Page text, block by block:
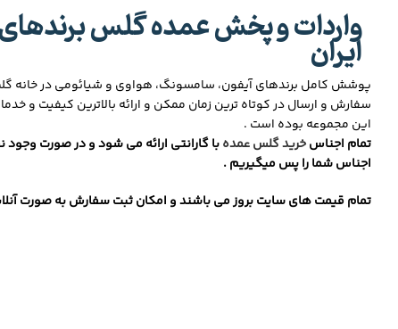
واردات و پخش عمده گلس
ایران
پوشش کامل برندهای آیفون، سامسونگ، هواوی و شیائومی در خانه
سفارش و ارسال در کوتاه ترین زمان ممکن و ارائه بالاترین کیفیت و
این مجموعه بوده است .
تمام اجناسخرید گلس عمدهبا گارانتی ارائه می شود و در صورت وجود
اجناس شما را پس میگیریم .
تمام قیمت های سایت بروز می باشند و امکان ثبت سفارش به صورت